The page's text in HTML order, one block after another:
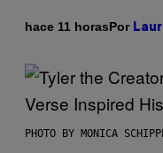
hace 11 horasPor
PHOTO BY MONICA